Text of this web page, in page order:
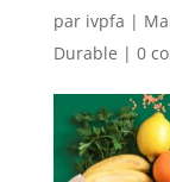
par ivpfa |
Durable | 0